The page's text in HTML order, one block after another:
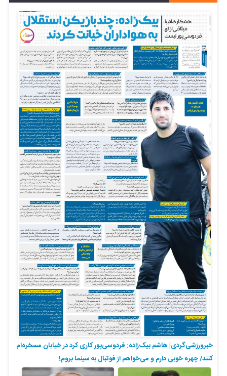
خبرورزشی‌گردی| هاشم بیک‌زاده: فردوسی‌پور کاری کرد در خیابان مسخره‌ام
کنند/ چهره خوبی دارم و می‌خواهم از فوتبال به سینما بروم!